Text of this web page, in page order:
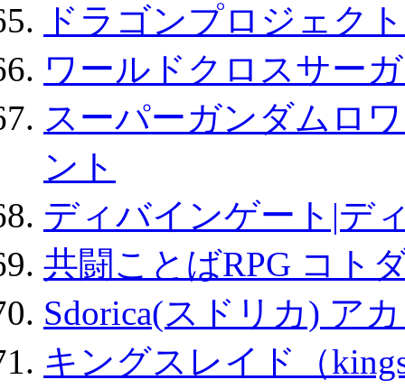
ドラゴンプロジェク
ワールドクロスサー
スーパーガンダムロ
ント
ディバインゲート|デ
共闘ことばRPG コト
Sdorica(スドリカ) ア
キングスレイド（